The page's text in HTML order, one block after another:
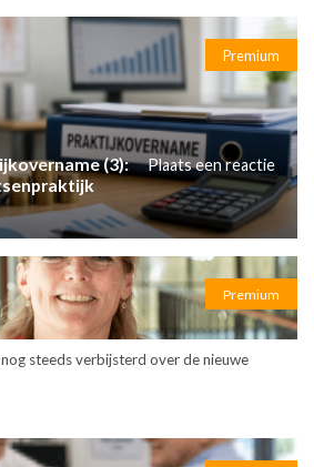
Premium
(3):
Plaats een reactie
Premium
steeds verbijsterd over de nieuwe